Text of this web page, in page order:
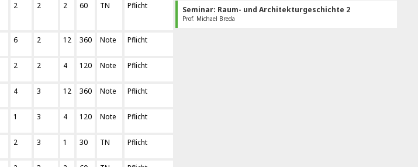
2 2 2 60 TN Pflicht Seminar: Raum- und Architekturgeschichte 2
Prof. Michael Breda
6 2 12 360 Note Pflicht
2 2 4 120 Note Pflicht
4 3 12 360 Note Pflicht
1 3 4 120 Note Pflicht
2 3 1 30 TN Pflicht